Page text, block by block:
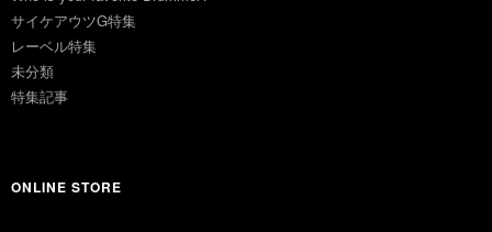
サイケアウツG特集
レーベル特集
未分類
特集記事
ONLINE STORE